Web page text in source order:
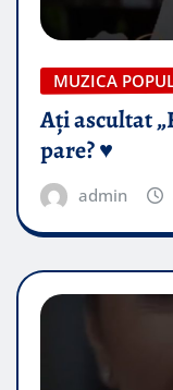
MUZICA
Ați ascultat
pare? ♥️
admin